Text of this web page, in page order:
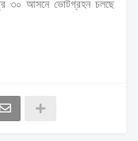
৩০ আসনে ভোটগ্রহন চলছে